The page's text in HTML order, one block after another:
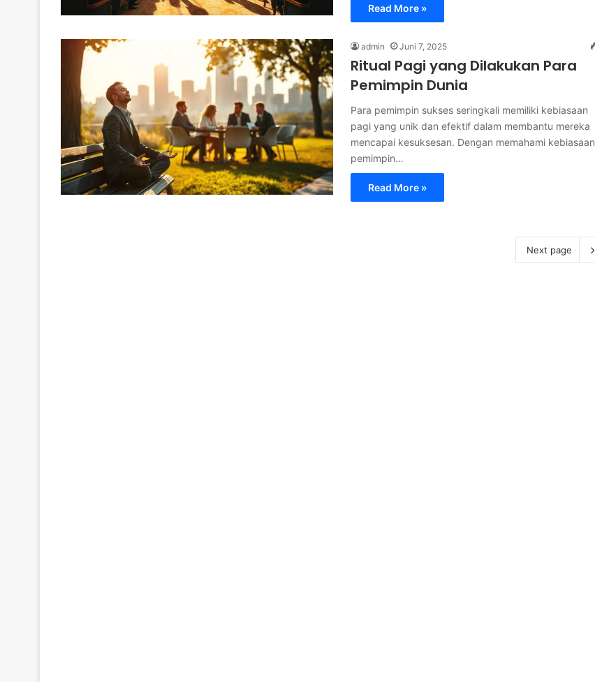
Read More »
admin Juni 7, 2025
Ritual Pagi yang Dilakukan Para
Pemimpin Dunia
Para pemimpin sukses seringkali memiliki kebiasaan
pagi yang unik dan efektif dalam membantu mereka
mencapai kesuksesan. Dengan memahami kebiasaan
pemimpin…
Read More »
Next page